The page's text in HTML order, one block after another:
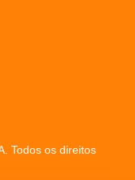
Todos os direitos